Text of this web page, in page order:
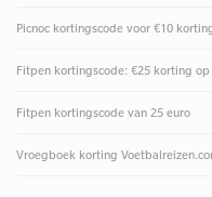
Picnoc kortingscode voor €10
Fitpen kortingscode: €25 korting
Fitpen kortingscode van 25 euro
Vroegboek korting